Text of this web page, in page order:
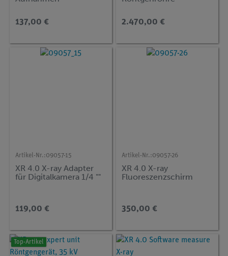
137,00 € 2.470,00 €
Artikel-Nr.:09057-15
XR 4.0 X-ray Adapter
für Digitalkamera 1/4 ""
119,00 €
Artikel-Nr.:09057-26
XR 4.0 X-ray
Fluoreszenzschirm
350,00 €
Top-Artikel